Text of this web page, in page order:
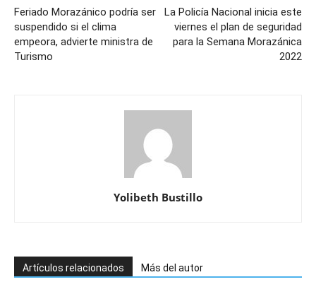
Feriado Morazánico podría ser
suspendido si el clima
empeora, advierte ministra de
Turismo
La Policía Nacional inicia este
viernes el plan de seguridad
para la Semana Morazánica
2022
Yolibeth Bustillo
Artículos relacionados Más del autor